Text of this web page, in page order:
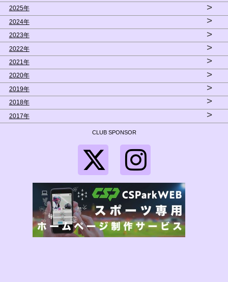
2025年 >
2024年 >
2023年 >
2022年 >
2021年 >
2020年 >
2019年 >
2018年 >
2017年 >
CLUB SPONSOR